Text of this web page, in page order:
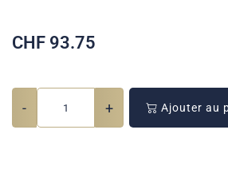
CHF 93.75
- + Ajouter au